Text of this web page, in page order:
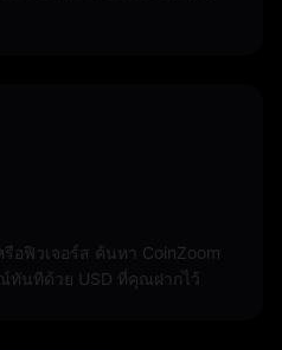
อฟิวเจอร์ส ค้นหา CoinZoom
ทันทีด้วย USD ที่คุณฝากไว้